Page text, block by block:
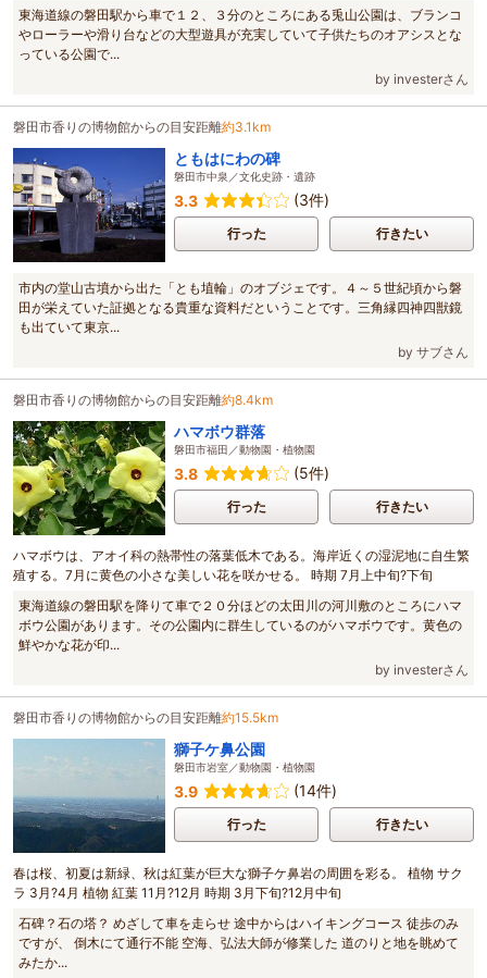
東海道線の磐田駅から車で１２、３分のところにある兎山公園は、ブランコ
やローラーや滑り台などの大型遊具が充実していて子供たちのオアシスとな
っている公園で...
by investerさん
磐田市香りの博物館からの目安距離約3.1km
ともはにわの碑
磐田市中泉／文化史跡・遺跡
3.3 (3件)
行った 行きたい
市内の堂山古墳から出た「とも埴輪」のオブジェです。４～５世紀頃から磐
田が栄えていた証拠となる貴重な資料だということです。三角縁四神四獣鏡
も出ていて東京...
by サブさん
磐田市香りの博物館からの目安距離約8.4km
ハマボウ群落
磐田市福田／動物園・植物園
3.8 (5件)
行った 行きたい
ハマボウは、アオイ科の熱帯性の落葉低木である。海岸近くの湿泥地に自生繁
殖する。7月に黄色の小さな美しい花を咲かせる。 時期 7月上中旬?下旬
東海道線の磐田駅を降りて車で２０分ほどの太田川の河川敷のところにハマ
ボウ公園があります。その公園内に群生しているのがハマボウです。黄色の
鮮やかな花が印...
by investerさん
磐田市香りの博物館からの目安距離約15.5km
獅子ケ鼻公園
磐田市岩室／動物園・植物園
3.9 (14件)
行った 行きたい
春は桜、初夏は新緑、秋は紅葉が巨大な獅子ケ鼻岩の周囲を彩る。 植物 サク
ラ 3月?4月 植物 紅葉 11月?12月 時期 3月下旬?12月中旬
石碑？石の塔？ めざして車を走らせ 途中からはハイキングコース 徒歩のみ
ですが、 倒木にて通行不能 空海、弘法大師が修業した 道のりと地を眺めて
みたか...